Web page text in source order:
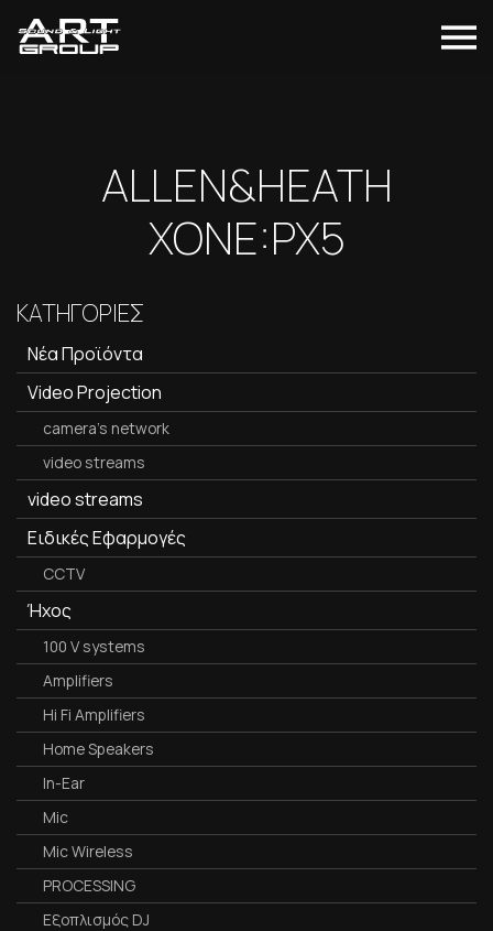
ALLEN&HEATH
XONE:PX5
ΚΑΤΗΓΟΡΙΕΣ
Νέα Προϊόντα
Video Projection
camera's network
video streams
video streams
Ειδικές Εφαρμογές
CCTV
Ήχος
100 V systems
Amplifiers
Hi Fi Amplifiers
Home Speakers
In-Ear
Mic
Mic Wireless
PROCESSING
Εξοπλισμός DJ